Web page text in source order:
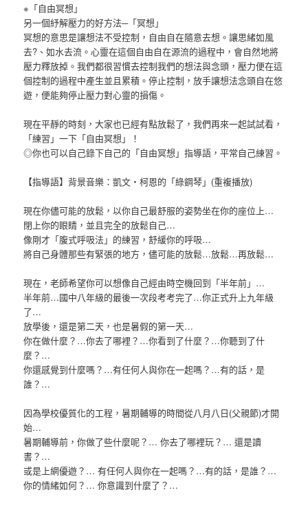
※「自由冥想」
另一個紓解壓力的好方法─「冥想」
冥想的意思是讓想法不受控制，自由自在隨意去想。讓思緒如風
去?、如水去流。心靈在這個自由自在源流的過程中，會自然地將
壓力釋放掉。我們都很習慣去控制我們的想法與念頭，壓力便在這
個控制的過程中產生並且累積。停止控制，放手讓想法念頭自在悠
遊，便能夠停止壓力對心靈的損傷。
現在平靜的時刻，大家也已經有點放鬆了，我們再來一起試試看，
「練習」一下「自由冥想」！
◎你也可以自己錄下自己的「自由冥想」指導語，平常自己練習。
【指導語】背景音樂：凱文‧柯恩的「綠鋼琴」(重複播放)
現在你儘可能的放鬆，以你自己最舒服的姿勢坐在你的座位上…
閉上你的眼睛，並且完全的放鬆自己…
像剛才「腹式呼吸法」的練習，舒緩你的呼吸…
將自己身體那些有緊張的地方，儘可能的放鬆…放鬆…再放鬆…
現在，老師希望你可以想像自己經由時空機回到「半年前」…
半年前…國中八年級的最後一次段考考完了…你正式升上九年級
了…
放學後，還是第二天，也是暑假的第一天…
你在做什麼？…你去了哪裡？…你看到了什麼？…你聽到了什
麼？…
你還感覺到什麼嗎？…有任何人與你在一起嗎？…有的話，是
誰？…
因為學校優質化的工程，暑期輔導的時間從八月八日(父親節)才開
始…
暑期輔導前，你做了些什麼呢？… 你去了哪裡玩？… 還是讀
書？…
或是上網優遊？… 有任何人與你在一起嗎？…有的話，是誰？…
你的情緒如何？… 你意識到什麼了？…